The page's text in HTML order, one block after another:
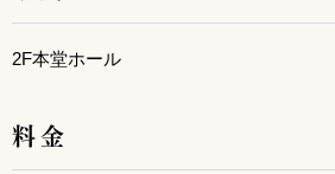
2F本堂ホール
料金